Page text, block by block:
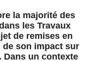
la majorité des
les Travaux
de remises en
son impact sur
Dans un contexte